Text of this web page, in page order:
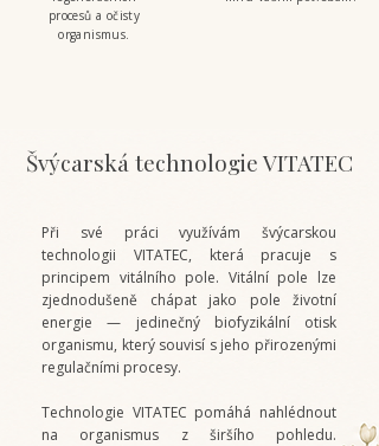
procesů a očisty
organismus.
Švýcarská technologie VITATEC
Při své práci využívám švýcarskou
technologii VITATEC, která pracuje s
principem vitálního pole. Vitální pole lze
zjednodušeně chápat jako pole životní
energie — jedinečný biofyzikální otisk
organismu, který souvisí s jeho přirozenými
regulačními procesy.
Technologie VITATEC pomáhá nahlédnout
na organismus z širšího pohledu.